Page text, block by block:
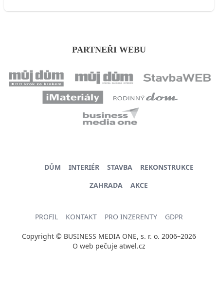
PARTNEŘI WEBU
DŮM INTERIÉR STAVBA
REKONSTRUKCE
ZAHRADA
AKCE
PROFIL KONTAKT PRO INZERENTY GDPR
Copyright © BUSINESS MEDIA ONE, s. r. o. 2006–2026